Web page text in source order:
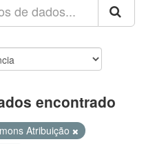
encontrado
Atribuição